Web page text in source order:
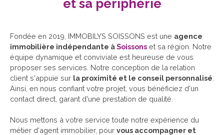
et sa périphérie
Fondée en 2019, IMMOBILYS SOISSONS est une agence
immobilière indépendante àSoissons et sa région. Notre
équipe dynamique et conviviale est heureuse de vous
proposer ses services. Notre conception de la relation
client s'appuie sur la proximité et le conseil personnalisé
Ainsi, en nous confiant votre projet, vous bénéficiez d'un
contact direct, garant d'une prestation de qualité.
Nous mettons à votre service toute notre expérience du
métier d'agent immobilier, pour vous accompagner et